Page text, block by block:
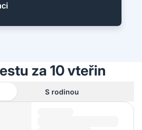
za 10 vteřin
S rodinou